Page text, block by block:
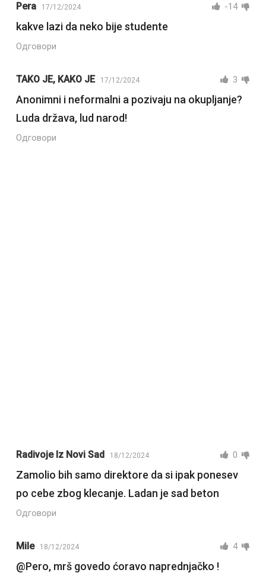
Pera 17/12/2024 -14
kakve lazi da neko bije studente
Одговори
TAKO JE, KAKO JE 17/12/2024 3
Anonimni i neformalni a pozivaju na okupljanje?
Luda država, lud narod!
Одговори
Radivoje Iz Novi Sad 18/12/2024 0
Zamolio bih samo direktore da si ipak ponesev
po cebe zbog klecanje. Ladan je sad beton
Одговори
Mile 18/12/2024 4
@Pero, mrš govedo ćoravo naprednjačko !